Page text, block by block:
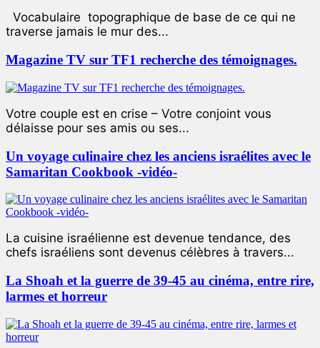
Vocabulaire topographique de base de ce qui ne
traverse jamais le mur des...
Magazine TV sur TF1 recherche des témoignages.
Votre couple est en crise – Votre conjoint vous
délaisse pour ses amis ou ses...
Un voyage culinaire chez les anciens israélites avec le
Samaritan Cookbook -vidéo-
La cuisine israélienne est devenue tendance, des
chefs israéliens sont devenus célèbres à travers...
La Shoah et la guerre de 39-45 au cinéma, entre rire,
larmes et horreur